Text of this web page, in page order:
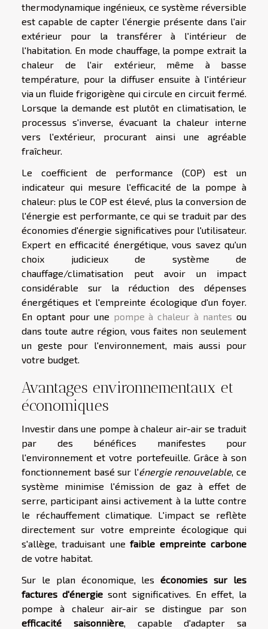
thermodynamique ingénieux, ce système réversible
est capable de capter l'énergie présente dans l'air
extérieur pour la transférer à l'intérieur de
l'habitation. En mode chauffage, la pompe extrait la
chaleur de l'air extérieur, même à basse
température, pour la diffuser ensuite à l'intérieur
via un fluide frigorigène qui circule en circuit fermé.
Lorsque la demande est plutôt en climatisation, le
processus s'inverse, évacuant la chaleur interne
vers l'extérieur, procurant ainsi une agréable
fraîcheur.
Le coefficient de performance (COP) est un
indicateur qui mesure l'efficacité de la pompe à
chaleur: plus le COP est élevé, plus la conversion de
l'énergie est performante, ce qui se traduit par des
économies d'énergie significatives pour l'utilisateur.
Expert en efficacité énergétique, vous savez qu'un
choix judicieux de système de
chauffage/climatisation peut avoir un impact
considérable sur la réduction des dépenses
énergétiques et l'empreinte écologique d'un foyer.
En optant pour une pompe à chaleur à nantes ou
dans toute autre région, vous faites non seulement
un geste pour l'environnement, mais aussi pour
votre budget.
Avantages environnementaux et
économiques
Investir dans une pompe à chaleur air-air se traduit
par des bénéfices manifestes pour
l'environnement et votre portefeuille. Grâce à son
fonctionnement basé sur l'énergie renouvelable, ce
système minimise l'émission de gaz à effet de
serre, participant ainsi activement à la lutte contre
le réchauffement climatique. L'impact se reflète
directement sur votre empreinte écologique qui
s'allège, traduisant unefaible empreinte carbone
de votre habitat.
Sur le plan économique, leséconomies sur les
factures d'énergie sont significatives. En effet, la
pompe à chaleur air-air se distingue par son
efficacité saisonnière, capable d'adapter sa